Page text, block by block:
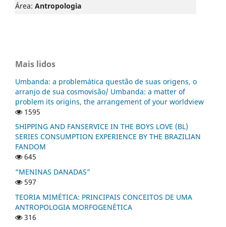
Área: Antropologia
Mais lidos
Umbanda: a problemática questão de suas origens, o
arranjo de sua cosmovisão/ Umbanda: a matter of
problem its origins, the arrangement of your worldview
1595
SHIPPING AND FANSERVICE IN THE BOYS LOVE (BL)
SERIES CONSUMPTION EXPERIENCE BY THE BRAZILIAN
FANDOM
645
“MENINAS DANADAS”
597
TEORIA MIMÉTICA: PRINCIPAIS CONCEITOS DE UMA
ANTROPOLOGIA MORFOGENÉTICA
316